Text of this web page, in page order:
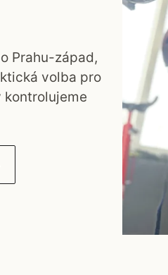
Prahu-západ,
volba pro
kontrolujeme